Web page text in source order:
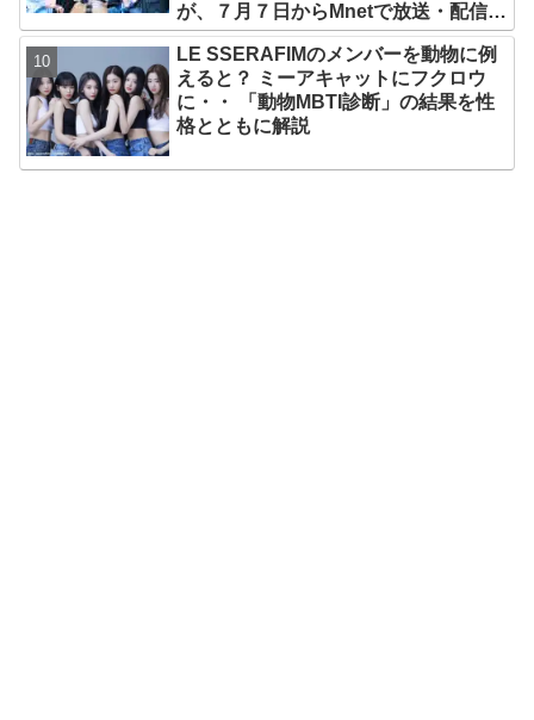
が、７月７日からMnetで放送・配信ス
タート
LE SSERAFIMのメンバーを動物に例
えると？ ミーアキャットにフクロウ
に・・ 「動物MBTI診断」の結果を性
格とともに解説